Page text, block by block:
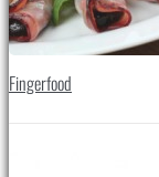
Fingerfood